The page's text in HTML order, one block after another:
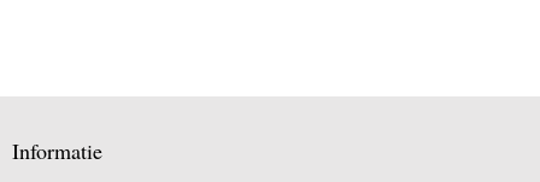
Informatie